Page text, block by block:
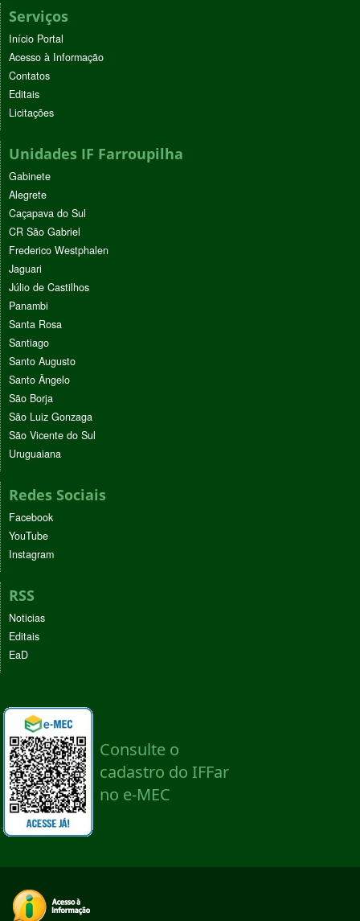
Serviços
Início Portal
Acesso à Informação
Contatos
Editais
Licitações
Unidades IF Farroupilha
Gabinete
Alegrete
Caçapava do Sul
CR São Gabriel
Frederico Westphalen
Jaguari
Júlio de Castilhos
Panambi
Santa Rosa
Santiago
Santo Augusto
Santo Ângelo
São Borja
São Luiz Gonzaga
São Vicente do Sul
Uruguaiana
Redes Sociais
Facebook
YouTube
Instagram
RSS
Noticias
Editais
EaD